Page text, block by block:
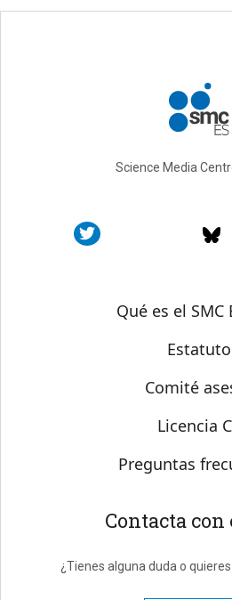
Science Media
Sobre SMC España
Qué es el SMC
Estatuto
Comité
Licencia
Preguntas
Contacta con
¿Tienes alguna duda o